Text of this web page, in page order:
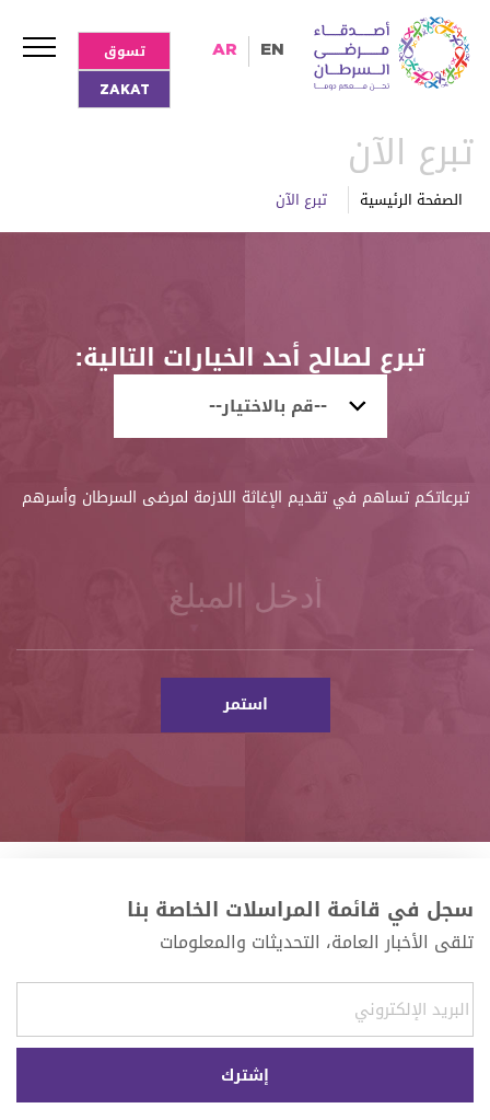
AR EN
تسوق
ZAKAT
تبرع الآن
الصفحة الرئيسية تبرع الآن
تبرع لصالح أحد الخيارات التالية:
تبرعاتكم تساهم في تقديم الإغاثة اللازمة لمرضى السرطان وأسرهم
سجل في قائمة المراسلات الخاصة بنا
تلقى الأخبار العامة، التحديثات والمعلومات